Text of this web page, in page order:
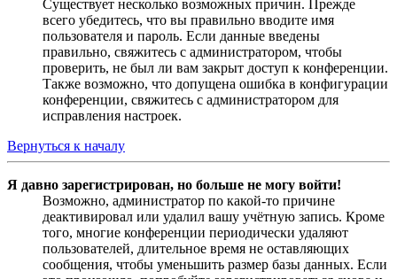
Существует несколько возможных причин. Прежде
всего убедитесь, что вы правильно вводите имя
пользователя и пароль. Если данные введены
правильно, свяжитесь с администратором, чтобы
проверить, не был ли вам закрыт доступ к конференции.
Также возможно, что допущена ошибка в конфигурации
конференции, свяжитесь с администратором для
исправления настроек.
Вернуться к началу
Я давно зарегистрирован, но больше не могу войти!
Возможно, администратор по какой-то причине
деактивировал или удалил вашу учётную запись. Кроме
того, многие конференции периодически удаляют
пользователей, длительное время не оставляющих
сообщения, чтобы уменьшить размер базы данных. Если